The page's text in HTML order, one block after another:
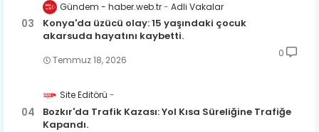
Gündem - haber.web.tr Adli Vakalar
Konya'da üzücü olay: 15 yaşındaki çocuk
akarsuda hayatını kaybetti.
Temmuz 18, 2026
0
Site Editörü
Bozkır'da Trafik Kazası: Yol Kısa Süreliğine Trafiğe
Kapandı.